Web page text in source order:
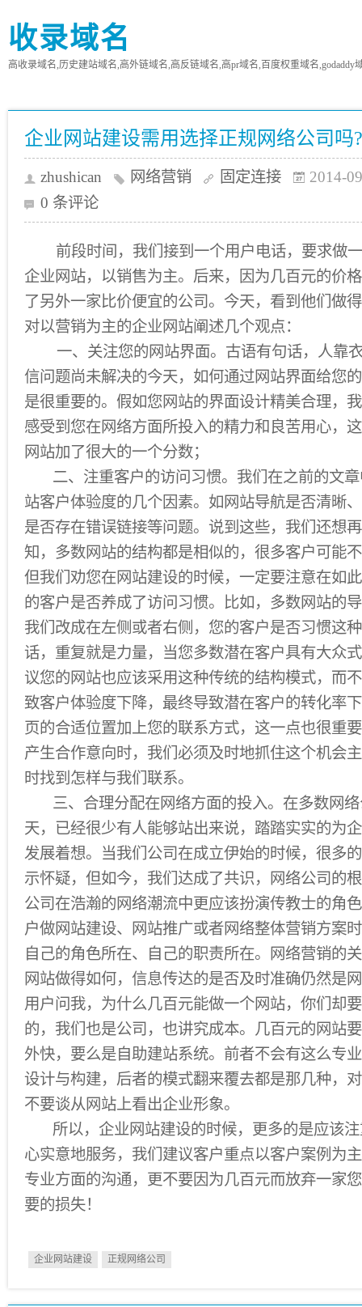
收录域名
高收录域名,历史建站域名,高外链域名,高反链域名,高pr域名,百度权重域名,godaddy
企业网站建设需用选择正规网络公司吗?
zhushican 网络营销 固定连接
2014-
0 条评论
前段时间，我们接到一个用户电话，要求做
企业网站，以销售为主。后来，因为几百元的价
了另外一家比价便宜的公司。今天，看到他们做
对以营销为主的企业网站阐述几个观点：
一、关注您的网站界面。古语有句话，人靠
信问题尚未解决的今天，如何通过网站界面给您
是很重要的。假如您网站的界面设计精美合理，
感受到您在网络方面所投入的精力和良苦用心，
网站加了很大的一个分数；
二、注重客户的访问习惯。我们在之前的文章
站客户体验度的几个因素。如网站导航是否清晰
是否存在错误链接等问题。说到这些，我们还想
知，多数网站的结构都是相似的，很多客户可能
但我们劝您在网站建设的时候，一定要注意在如
的客户是否养成了访问习惯。比如，多数网站的
我们改成在左侧或者右侧，您的客户是否习惯这
话，重复就是力量，当您多数潜在客户具有大众
议您的网站也应该采用这种传统的结构模式，而
致客户体验度下降，最终导致潜在客户的转化率
页的合适位置加上您的联系方式，这一点也很重
产生合作意向时，我们必须及时地抓住这个机会
时找到怎样与我们联系。
三、合理分配在网络方面的投入。在多数网络
天，已经很少有人能够站出来说，踏踏实实的为
发展着想。当我们公司在成立伊始的时候，很多
示怀疑，但如今，我们达成了共识，网络公司的
公司在浩瀚的网络潮流中更应该扮演传教士的角
户做网站建设、网站推广或者网络整体营销方案
自己的角色所在、自己的职责所在。网络营销的
网站做得如何，信息传达的是否及时准确仍然是
用户问我，为什么几百元能做一个网站，你们却
的，我们也是公司，也讲究成本。几百元的网站
外快，要么是自助建站系统。前者不会有这么专
设计与构建，后者的模式翻来覆去都是那几种，
不要谈从网站上看出企业形象。
所以，企业网站建设的时候，更多的是应该注
心实意地服务，我们建议客户重点以客户案例为
专业方面的沟通，更不要因为几百元而放弃一家
要的损失！
企业网站建设 正规网络公司